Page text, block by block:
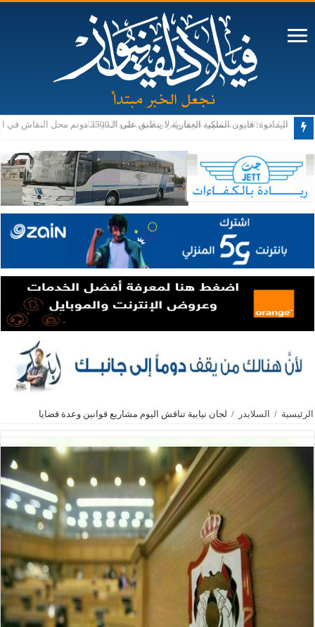
ترامب: الحرب ستنتهي قريبا وإيران لا تستطيع المواصلة
الرئيسية / السلايدر / لجان نيابية تناقش اليوم مشاريع قوانين وعدة قضايا